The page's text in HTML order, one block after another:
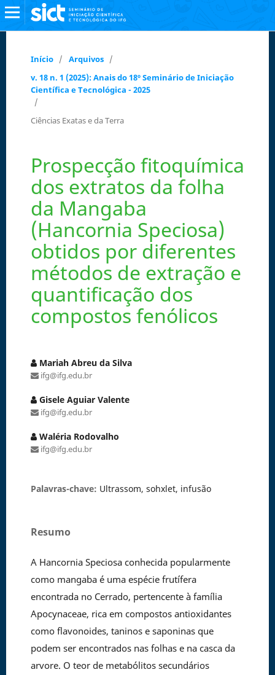
Início / Arquivos /
v. 18 n. 1 (2025): Anais do 18º Seminário de Iniciação
Científica e Tecnológica - 2025
/
Ciências Exatas e da Terra
Prospecção fitoquímica
dos extratos da folha
da Mangaba
(Hancornia Speciosa)
obtidos por diferentes
métodos de extração e
quantificação dos
compostos fenólicos
Mariah Abreu da Silva
ifg@ifg.edu.br
Gisele Aguiar Valente
ifg@ifg.edu.br
Waléria Rodovalho
ifg@ifg.edu.br
Palavras-chave: Ultrassom, sohxlet, infusão
Resumo
A Hancornia Speciosa conhecida popularmente
como mangaba é uma espécie frutífera
encontrada no Cerrado, pertencente à família
Apocynaceae, rica em compostos antioxidantes
como flavonoides, taninos e saponinas que
podem ser encontrados nas folhas e na casca da
arvore. O teor de metabólitos secundários